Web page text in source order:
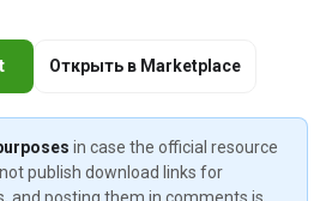
Открыть в Marketplace
in case the official resource
publish download links for
and posting them in comments is